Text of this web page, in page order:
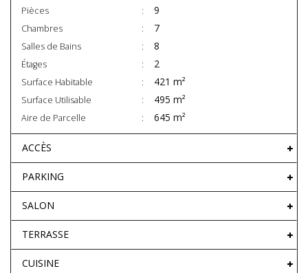
Pièces 9
Chambres 7
Salles de Bains 8
Étages 2
Surface Habitable 421 m²
Surface Utilisable 495 m²
Aire de Parcelle 645 m²
ACCÈS
PARKING
SALON
TERRASSE
CUISINE